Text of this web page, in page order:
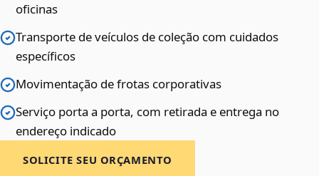
oficinas
Transporte de veículos de coleção com cuidados
específicos
Movimentação de frotas corporativas
Serviço porta a porta, com retirada e entrega no
endereço indicado
SOLICITE SEU ORÇAMENTO